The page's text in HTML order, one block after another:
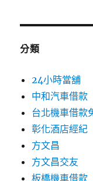
分類
24小時當舖
中和汽車借款
台北機車借款
彰化酒店經紀
方文昌
方文昌交友
板橋機車借款